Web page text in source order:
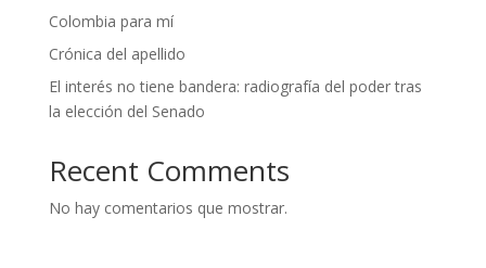
Colombia para mí
Crónica del apellido
El interés no tiene bandera: radiografía del poder tras
la elección del Senado
Recent Comments
No hay comentarios que mostrar.